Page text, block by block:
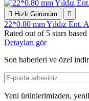
 Hızlı Görünüm 
22*0.80 mm Yıldız Ent.
Rated out of 5 stars based
Detayları gör
Son haberleri ve özel
Yeni ürünlerimizden,